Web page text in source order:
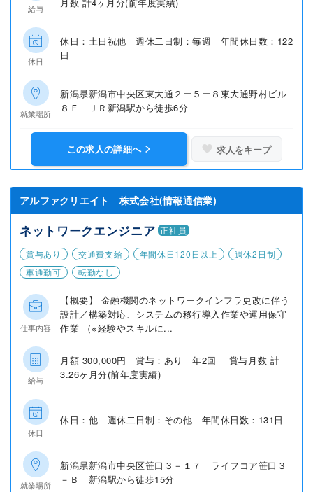
給与
休日
休日：土日祝他 週休二日制：毎週 年間休日数：122
日
就業場所
新潟県新潟市中央区東大通２ー５ー８東大通野村ビル
８Ｆ ＪＲ新潟駅から徒歩6分
この求人の詳細へ 求人をキープ
アルファクリエイト 株式会社(情報通信業)
ネットワークエンジニア 正社員
賞与あり
交通費支給 年間休日120日以上
週休2日制
車通勤可
転勤なし
仕事内容
【概要】 金融機関のネットワークインフラ更改に伴う
設計／構築対応、システムの移行導入作業や運用保守
作業 （※経験やスキルに...
給与
月額 300,000円 賞与：あり 年2回 賞与月数 計
3.26ヶ月分(前年度実績)
休日
休日：他 週休二日制：その他 年間休日数：131日
就業場所
新潟県新潟市中央区笹口３－１７ ライフコア笹口３
－Ｂ 新潟駅から徒歩15分